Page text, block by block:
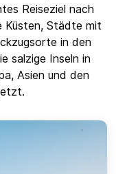
Reiseziel nach
Küsten, Städte mit
in den
salzige Inseln in
Asien und den